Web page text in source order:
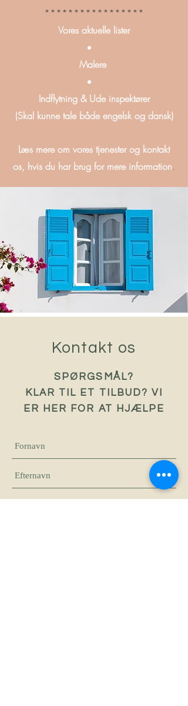
*****************
Vores aktuelle lister
Malere
Indflytning & Ude inspektører
(Skal kunne tale både engelsk og dansk)
Læs mere om vores tjenester og kontakt
os, hvis du har brug for mere information.
Kontakt os
SPØRGSMÅL?
KLAR TIL ET TILBUD? VI
ER HER FOR AT HJÆLPE